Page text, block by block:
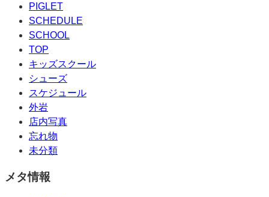
PIGLET
SCHEDULE
SCHOOL
TOP
キッズスクール
シューズ
スケジュール
外岩
店内写真
忘れ物
未分類
メタ情報